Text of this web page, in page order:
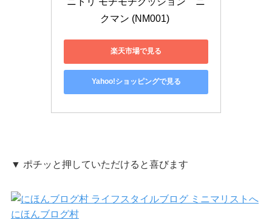
クマン (NM001)
楽天市場で見る
Yahoo!ショッピングで見る
▼ ポチッと押していただけると喜びます
にほんブログ村